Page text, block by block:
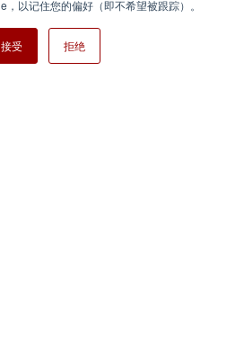
以记住您的偏好（即不希望被跟踪）。
接受 拒绝
Devices Inc. All Rights Reserved.